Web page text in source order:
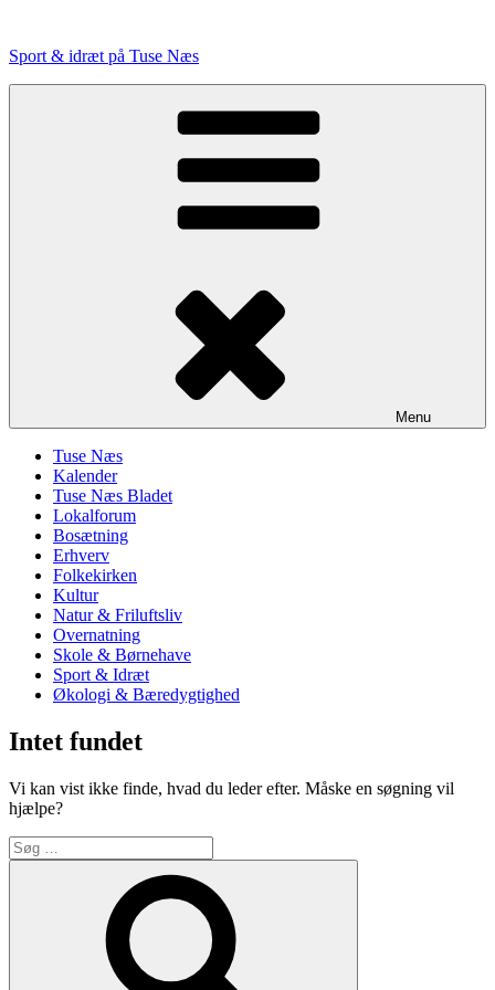
indhold
Sport & idræt på Tuse Næs
Menu
Tuse Næs
Kalender
Tuse Næs Bladet
Lokalforum
Bosætning
Erhverv
Folkekirken
Kultur
Natur & Friluftsliv
Overnatning
Skole & Børnehave
Sport & Idræt
Økologi & Bæredygtighed
Intet fundet
Vi kan vist ikke finde, hvad du leder efter. Måske en søgning vil
hjælpe?
Søg
efter: